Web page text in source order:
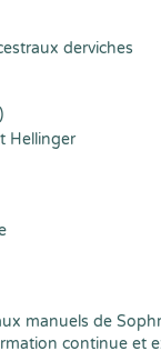
derviches
Hellinger
manuels de
continue et